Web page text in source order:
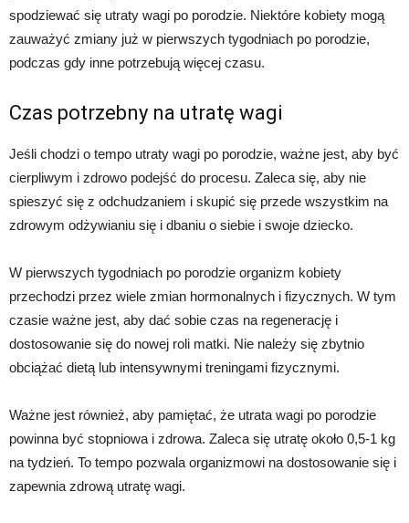
spodziewać się utraty wagi po porodzie. Niektóre kobiety mogą
zauważyć zmiany już w pierwszych tygodniach po porodzie,
podczas gdy inne potrzebują więcej czasu.
Czas potrzebny na utratę wagi
Jeśli chodzi o tempo utraty wagi po porodzie, ważne jest, aby być
cierpliwym i zdrowo podejść do procesu. Zaleca się, aby nie
spieszyć się z odchudzaniem i skupić się przede wszystkim na
zdrowym odżywianiu się i dbaniu o siebie i swoje dziecko.
W pierwszych tygodniach po porodzie organizm kobiety
przechodzi przez wiele zmian hormonalnych i fizycznych. W tym
czasie ważne jest, aby dać sobie czas na regenerację i
dostosowanie się do nowej roli matki. Nie należy się zbytnio
obciążać dietą lub intensywnymi treningami fizycznymi.
Ważne jest również, aby pamiętać, że utrata wagi po porodzie
powinna być stopniowa i zdrowa. Zaleca się utratę około 0,5-1 kg
na tydzień. To tempo pozwala organizmowi na dostosowanie się i
zapewnia zdrową utratę wagi.